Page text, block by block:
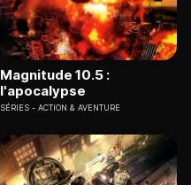
Magnitude 10.5 :
l'apocalypse
SÉRIES ACTION & AVENTURE